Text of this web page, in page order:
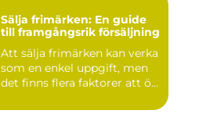
Sälja frimärken: En guide
till framgångsrik försäljning
Att sälja frimärken kan verka
som en enkel uppgift, men
det finns flera faktorer att ö...